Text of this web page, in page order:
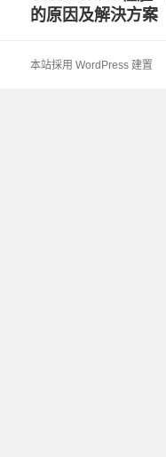
章:
一
文
的原因及解決方案
本站採用 WordPress 建置